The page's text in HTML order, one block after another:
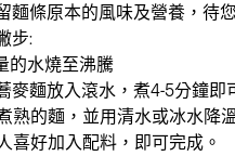
麵條原本的風味及營養，待
步:
的水燒至沸騰
麥麵放入滾水，煮4-5分鐘即
熟的麵，並用清水或冰水降
喜好加入配料，即可完成。